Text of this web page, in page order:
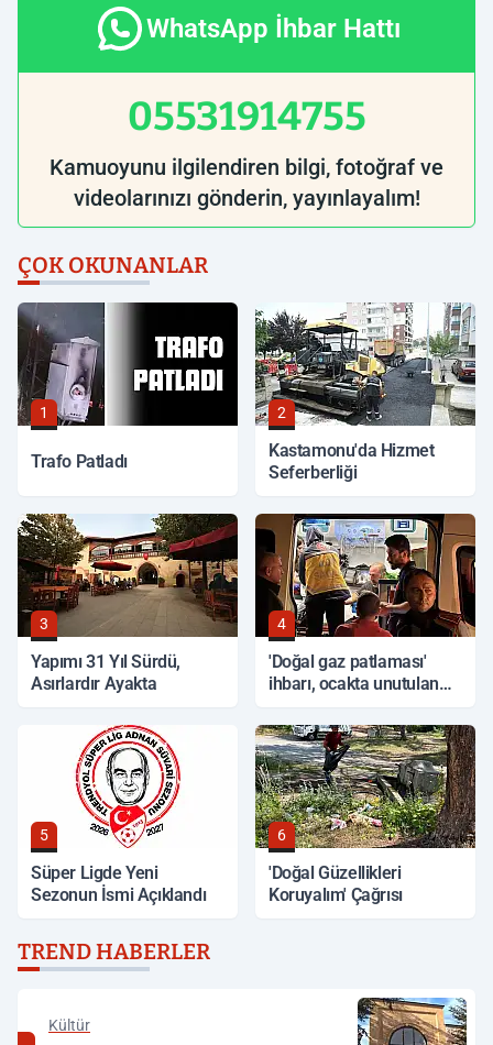
WhatsApp İhbar Hattı
05531914755
Kamuoyunu ilgilendiren bilgi, fotoğraf ve
videolarınızı gönderin, yayınlayalım!
ÇOK OKUNANLAR
1
Trafo Patladı
2
Kastamonu'da Hizmet
Seferberliği
3
Yapımı 31 Yıl Sürdü,
Asırlardır Ayakta
4
'Doğal gaz patlaması'
ihbarı, ocakta unutulan
5
Süper Ligde Yeni
Sezonun İsmi Açıklandı
6
'Doğal Güzellikleri
Koruyalım' Çağrısı
TREND HABERLER
Kültür